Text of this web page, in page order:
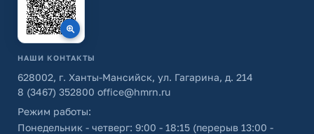
НАШИ КОНТАКТЫ
628002, г. Ханты-Мансийск, ул. Гагарина, д. 214
8 (3467) 352800 office@hmrn.ru
Режим работы:
Понедельник - четверг: 9:00 - 18:15 (перерыв 13:00 -